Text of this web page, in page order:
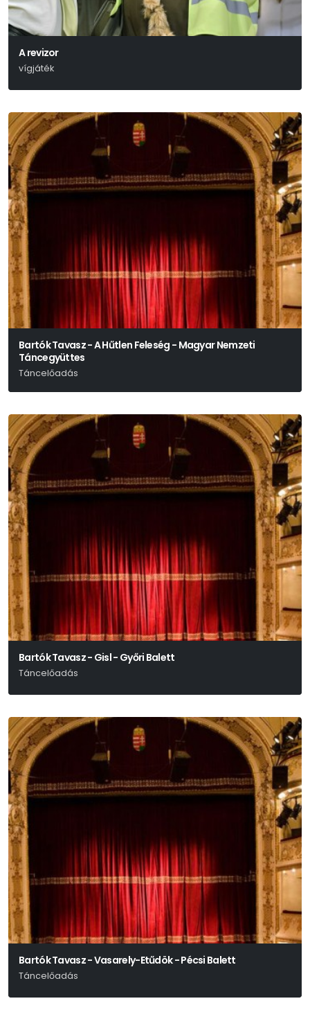
A revizor
vígjáték
Bartók Tavasz - A Hűtlen Feleség - Magyar Nemzeti
Táncegyüttes
Táncelőadás
Bartók Tavasz - Gisl - Győri Balett
Táncelőadás
Bartók Tavasz - Vasarely-Etűdök - Pécsi Balett
Táncelőadás